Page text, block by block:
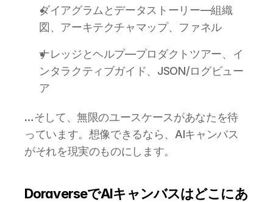
ダイアグラムとデータストーリー—組織
図、アーキテクチャマップ、ファネル
ナレッジとヘルプ—プロダクトツアー、イ
ンタラクティブガイド、JSON/ログビュー
ア
…そして、無限のユースケースがあなたを待
っています。想像できるなら、AIキャンバス
がそれを現実のものにします。
DoraverseでAIキャンバスはどこにあ